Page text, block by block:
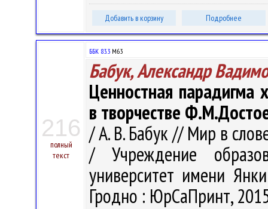
Добавить в корзину Подробнее
216
полный
текст
ББК 83.3 М63
Бабук, Александр
Ценностная парадигма
в творчестве
/ А. В. Бабук // Мир в
/ Учреждение
университет имени
Гродно : ЮрСаПринт,